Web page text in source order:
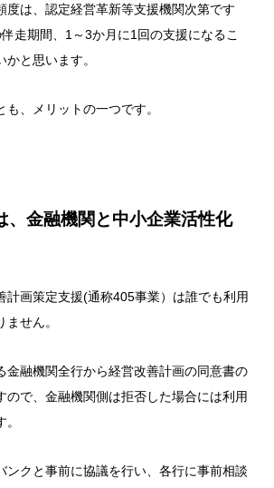
度は、認定経営革新等支援機関次第です
走期間、1～3か月に1回の支援になるこ
と思います。
、メリットの一つです。
、金融機関と中小企業活性化
計画策定支援(通称405事業）は誰でも利用
せん。
金融機関全行から経営改善計画の同意書の
ので、金融機関側は拒否した場合には利用
ンクと事前に協議を行い、各行に事前相談